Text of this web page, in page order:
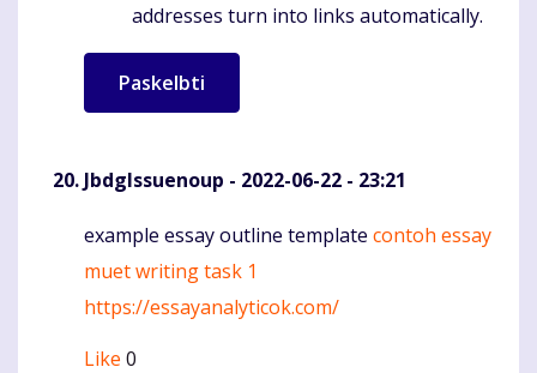
addresses turn into links automatically.
JbdgIssuenoup - 2022-06-22 - 23:21
Komentaras
example essay outline template contoh essay
muet writing task 1
https://essayanalyticok.com/
Like 0